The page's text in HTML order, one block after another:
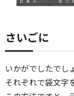
さいごに
いかがでしたで
それぞれで袋文字